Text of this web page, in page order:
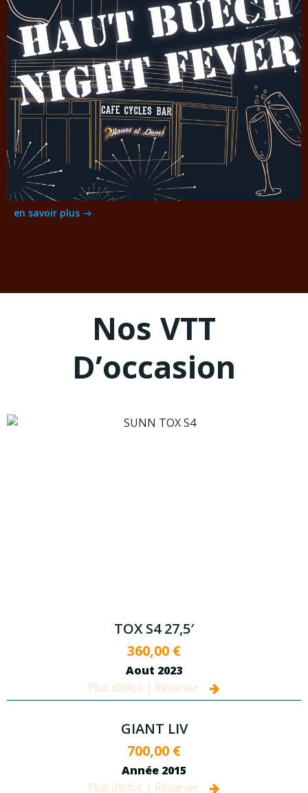
en savoir plus
Nos VTT
D’occasion
TOX S4 27,5′
360,00 €
Aout 2023
Plus d’infos | Réserver
GIANT LIV
700,00 €
Année 2015
Plus d’infos | Réserver